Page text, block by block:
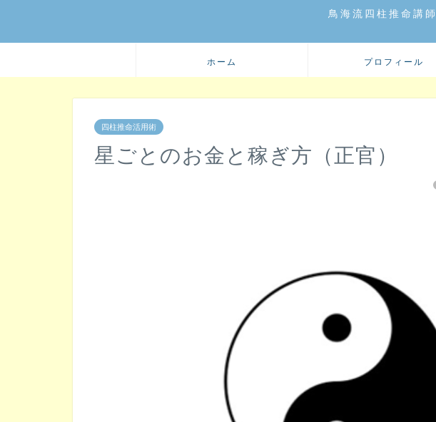
鳥海流四柱推命
ホーム プロフィール
四柱推命活用術
星ごとのお金と稼ぎ方（正官）